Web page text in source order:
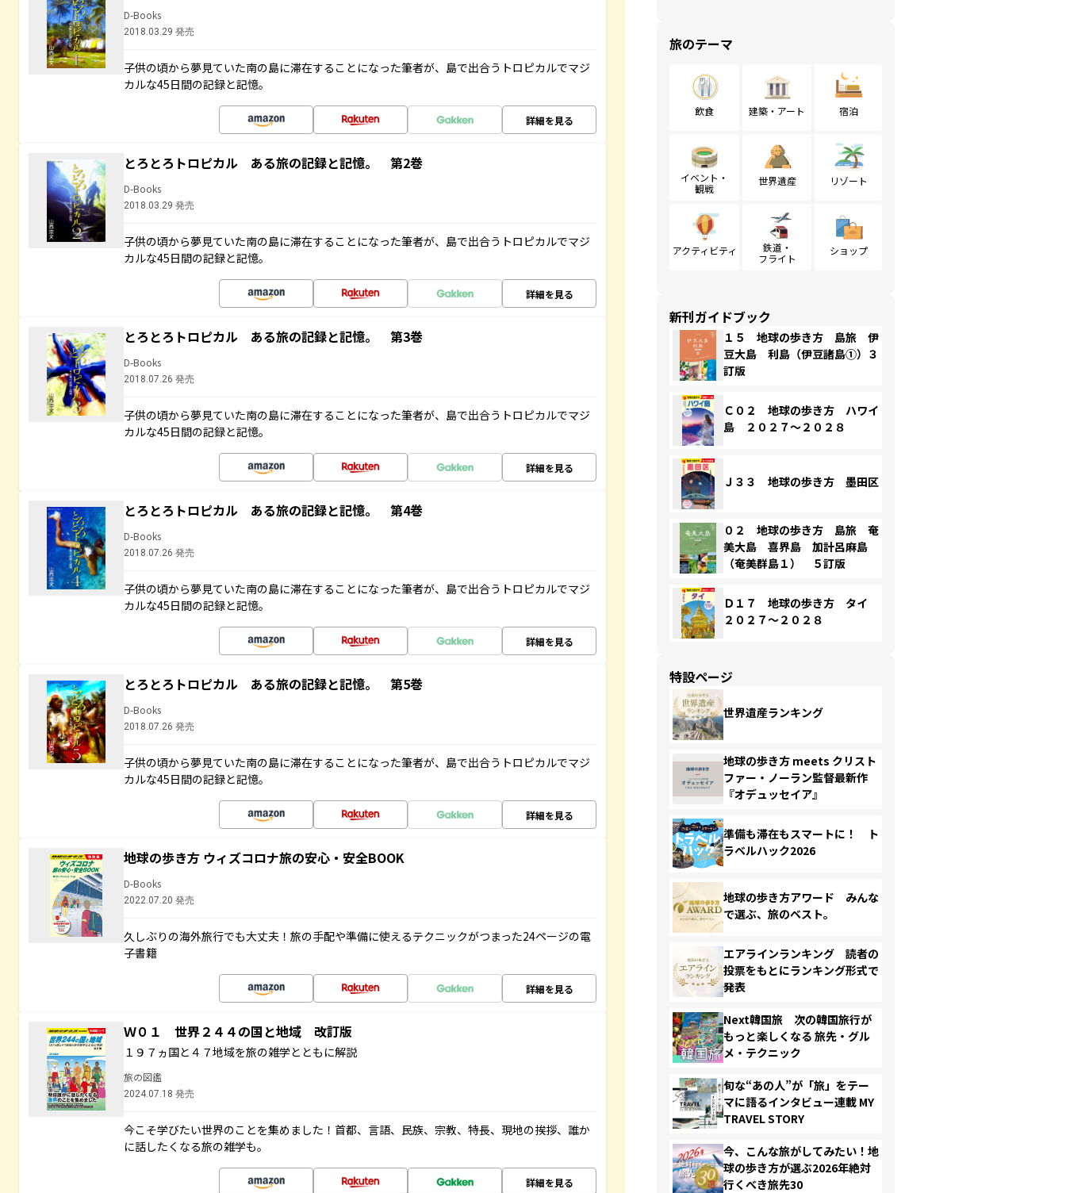
D-Books
2018.03.29 発売
子供の頃から夢見ていた南の島に滞在することになった筆者が、島で出合うトロピカルでマジ
カルな45日間の記録と記憶。
詳細を見る
とろとろトロピカル ある旅の記録と記憶。 第2巻
D-Books
2018.03.29 発売
子供の頃から夢見ていた南の島に滞在することになった筆者が、島で出合うトロピカルでマジ
カルな45日間の記録と記憶。
詳細を見る
とろとろトロピカル ある旅の記録と記憶。 第3巻
D-Books
2018.07.26 発売
子供の頃から夢見ていた南の島に滞在することになった筆者が、島で出合うトロピカルでマジ
カルな45日間の記録と記憶。
詳細を見る
とろとろトロピカル ある旅の記録と記憶。 第4巻
D-Books
2018.07.26 発売
子供の頃から夢見ていた南の島に滞在することになった筆者が、島で出合うトロピカルでマジ
カルな45日間の記録と記憶。
詳細を見る
とろとろトロピカル ある旅の記録と記憶。 第5巻
D-Books
2018.07.26 発売
子供の頃から夢見ていた南の島に滞在することになった筆者が、島で出合うトロピカルでマジ
カルな45日間の記録と記憶。
詳細を見る
地球の歩き方 ウィズコロナ旅の安心・安全BOOK
D-Books
2022.07.20 発売
久しぶりの海外旅行でも大丈夫！旅の手配や準備に使えるテクニックがつまった24ページの電
子書籍
詳細を見る
Ｗ０１ 世界２４４の国と地域 改訂版
１９７ヵ国と４７地域を旅の雑学とともに解説
旅の図鑑
2024.07.18 発売
今こそ学びたい世界のことを集めました！首都、言語、民族、宗教、特長、現地の挨拶、誰か
に話したくなる旅の雑学も。
詳細を見る
旅のテーマ
飲食 建築・アート 宿泊
イベント・
観戦
世界遺産 リゾート
アクティビティ
鉄道・
フライト
ショップ
新刊ガイドブック
１５ 地球の歩き方 島旅 伊
豆大島 利島（伊豆諸島①）３
訂版
Ｃ０２ 地球の歩き方 ハワイ
島 ２０２７～２０２８
Ｊ３３ 地球の歩き方 墨田区
０２ 地球の歩き方 島旅 奄
美大島 喜界島 加計呂麻島
（奄美群島１） ５訂版
Ｄ１７ 地球の歩き方 タイ
２０２７～２０２８
特設ページ
世界遺産ランキング
地球の歩き方 meets クリスト
ファー・ノーラン監督最新作
『オデュッセイア』
準備も滞在もスマートに！ ト
ラベルハック2026
地球の歩き方アワード みんな
で選ぶ、旅のベスト。
エアラインランキング 読者の
投票をもとにランキング形式で
発表
Next韓国旅 次の韓国旅行が
もっと楽しくなる 旅先・グル
メ・テクニック
旬な“あの人”が「旅」をテー
マに語るインタビュー連載 MY
TRAVEL STORY
今、こんな旅がしてみたい！地
球の歩き方が選ぶ2026年絶対
行くべき旅先30